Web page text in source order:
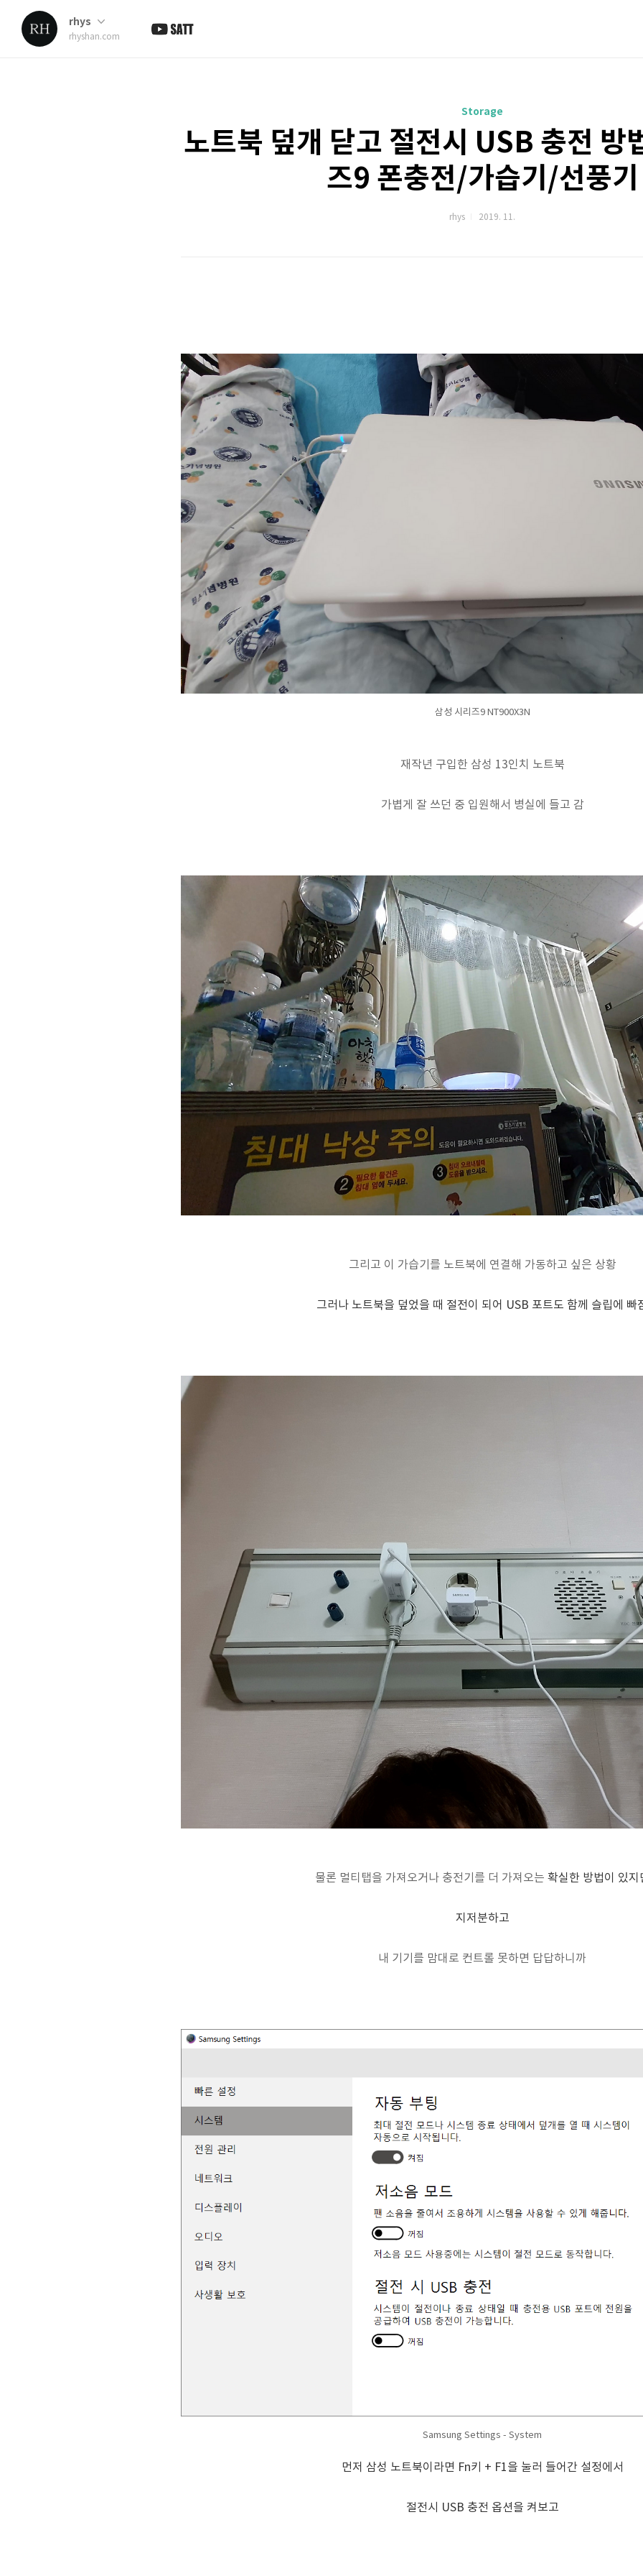
rhys
rhyshan.com
Storage
노트북 덮개 닫고 절전시 USB 충전 방
즈9 폰충전/가습기/선풍기
rhys 2019. 11.
삼성 시리즈9 NT900X3N
재작년 구입한 삼성 13인치 노트북
가볍게 잘 쓰던 중 입원해서 병실에 들고 감
그리고 이 가습기를 노트북에 연결해 가동하고 싶은 상황
그러나 노트북을 덮었을 때 절전이 되어 USB 포트도 함께 슬립에 빠
물론 멀티탭을 가져오거나 충전기를 더 가져오는 확실한 방법이 있지
지저분하고
내 기기를 맘대로 컨트롤 못하면 답답하니까
Samsung Settings - System
먼저 삼성 노트북이라면 Fn키 + F1을 눌러 들어간 설정에서
절전시 USB 충전 옵션을 켜보고